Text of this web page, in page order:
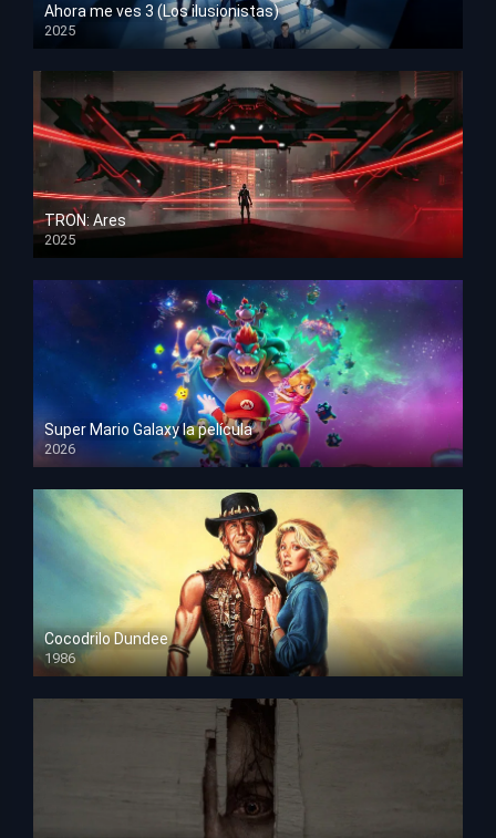
Ahora me ves 3 (Los ilusionistas)
2025
HD 1080p
TRON: Ares
2025
HD 1080p
Super Mario Galaxy la película
2026
HD 1080p
Cocodrilo Dundee
1986
HD 1080p